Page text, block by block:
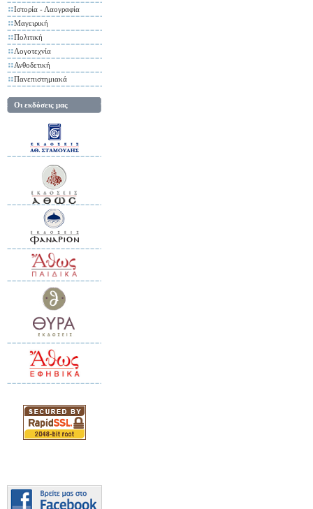
Ιστορία - Λαογραφία
Μαγειρική
Πολιτική
Λογοτεχνία
Ανθοδετική
Πανεπιστημιακά
Οι εκδόσεις μας